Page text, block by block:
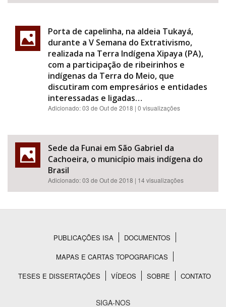
Porta de capelinha, na aldeia Tukayá,
durante a V Semana do Extrativismo,
realizada na Terra Indígena Xipaya (PA),
com a participação de ribeirinhos e
indígenas da Terra do Meio, que
discutiram com empresários e entidades
interessadas e ligadas…
Adicionado:03 de Out de 2018 | 0 visualizações
Sede da Funai em São Gabriel da
Cachoeira, o município mais indígena do
Brasil
Adicionado:03 de Out de 2018 | 14 visualizações
Rodapé
PUBLICAÇÕES ISA
DOCUMENTOS
MAPAS E CARTAS TOPOGRAFICAS
TESES E DISSERTAÇÕES
VÍDEOS SOBRE CONTATO
SIGA-NOS